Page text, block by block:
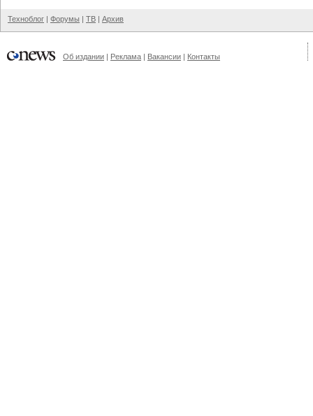
Техноблог | Форумы | ТВ | Архив
Об издании | Реклама | Вакансии | Контакты